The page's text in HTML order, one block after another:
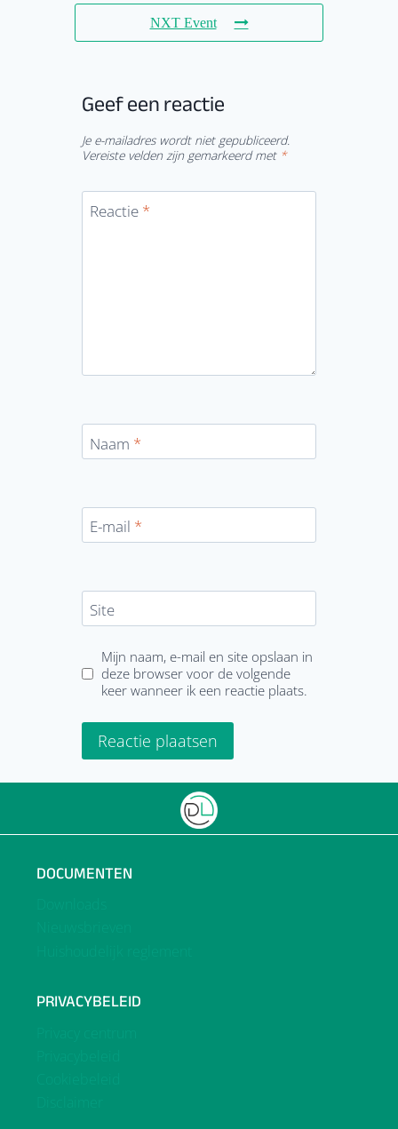
NXT Event
Geef een reactie
Je e-mailadres wordt niet gepubliceerd.
Vereiste velden zijn gemarkeerd met *
Reactie *
Naam *
E-mail *
Site
Mijn naam, e-mail en site opslaan in
deze browser voor de volgende
keer wanneer ik een reactie plaats.
DOCUMENTEN
PRIVACYBELEID